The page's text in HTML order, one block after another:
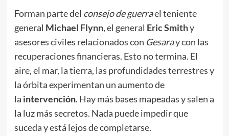
Forman parte del consejo de guerrael teniente
general Michael Flynn, el general Eric Smithy
asesores civiles relacionados con Gesaray con las
recuperaciones financieras. Esto no termina. El
aire, el mar, la tierra, las profundidades terrestres y
la órbita experimentan un aumento de
la intervención. Hay más bases mapeadas y salen a
la luz más secretos. Nada puede impedir que
suceda y está lejos de completarse.